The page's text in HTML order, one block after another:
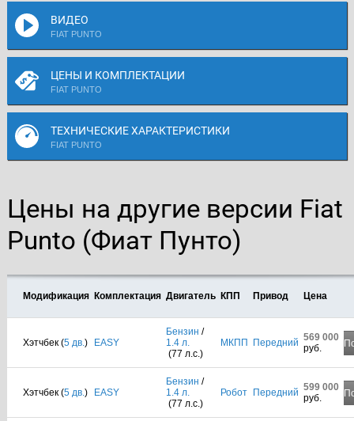
ВИДЕО
FIAT PUNTO
ЦЕНЫ И КОМПЛЕКТАЦИИ
FIAT PUNTO
ТЕХНИЧЕСКИЕ ХАРАКТЕРИСТИКИ
FIAT PUNTO
Цены на другие версии Fiat
Punto (Фиат Пунто)
Модификация Комплектация Двигатель КПП Привод Цена
Хэтчбек (5 дв.) EASY
Бензин /
1.4 л.
(77 л.с.)
МКПП Передний 569 000
руб.
Хэтчбек (5 дв.) EASY
Бензин /
1.4 л.
(77 л.с.)
Робот Передний 599 000
руб.